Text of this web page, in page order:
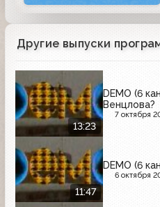
Другие выпуски
13:23
DEMO (6
Венцлова?
7 октября
11:47
DEMO (6
6 октября